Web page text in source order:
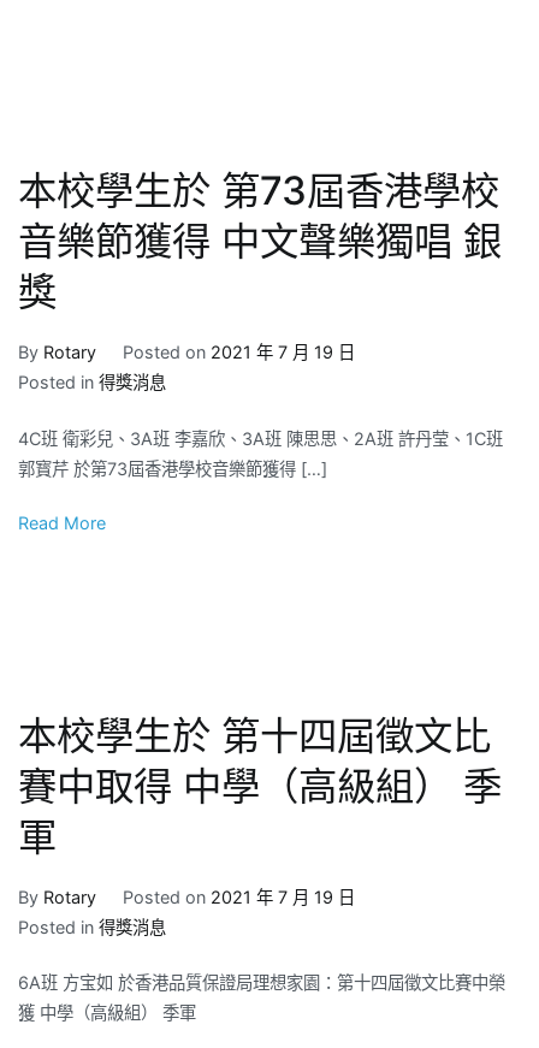
本校學生於 第73屆香港學校
音樂節獲得 中文聲樂獨唱 銀
獎
By Rotary Posted on 2021 年 7 月 19 日
Posted in 得獎消息
4C班 衛彩兒、3A班 李嘉欣、3A班 陳思思、2A班 許丹莹、1C班
郭寳芹 於第73屆香港學校音樂節獲得 […]
Read More
本校學生於 第十四屆徵文比
賽中取得 中學（高級組） 季
軍
By Rotary Posted on 2021 年 7 月 19 日
Posted in 得獎消息
6A班 方宝如 於香港品質保證局理想家園：第十四屆徵文比賽中榮
獲 中學（高級組） 季軍